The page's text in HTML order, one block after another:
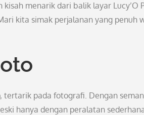
menarik dari balik layar Lucy’O
kita simak perjalanan yang penuh
tertarik pada fotografi. Dengan
hanya dengan peralatan